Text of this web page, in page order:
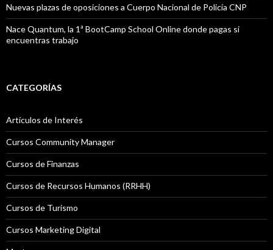
Nuevas plazas de oposiciones a Cuerpo Nacional de Policía CNP
Nace Quantum, la 1ª BootCamp School Online donde pagas si
encuentras trabajo
CATEGORÍAS
Artículos de Interés
Cursos Community Manager
Cursos de Finanzas
Cursos de Recursos Humanos (RRHH)
Cursos de Turismo
Cursos Marketing Digital